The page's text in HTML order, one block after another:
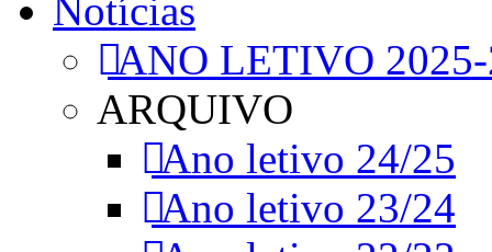
Notícias
ANO LETIVO
ARQUIVO
Ano letivo 24/25
Ano letivo 23/24